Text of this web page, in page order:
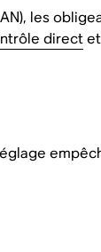
les
directet